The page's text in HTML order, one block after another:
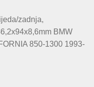
zadnja,
BMW
850-1300 1993-